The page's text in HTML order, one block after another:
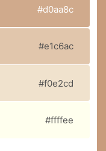
#d0aa8c
#e1c6ac
#f0e2cd
#ffffee